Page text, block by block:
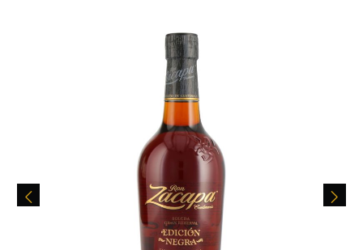
Bildergalerie überspringen